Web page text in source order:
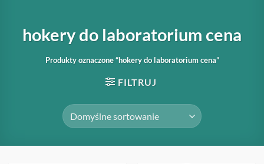
hokery do laboratorium cena
Produkty oznaczone “hokery do laboratorium cena”
FILTRUJ